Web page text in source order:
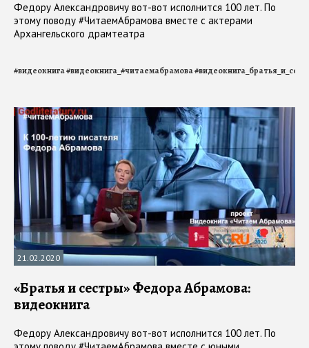
Федору Александровичу вот-вот исполнится 100 лет. По
этому поводу #ЧитаемАбрамова вместе с актерами
Архангельского драмтеатра
#видеокнига#видеокнига_#читаемабрамова#
21.02.2020
«Братья и сестры» Федора Абрамова:
видеокнига
Федору Александровичу вот-вот исполнится 100 лет. По